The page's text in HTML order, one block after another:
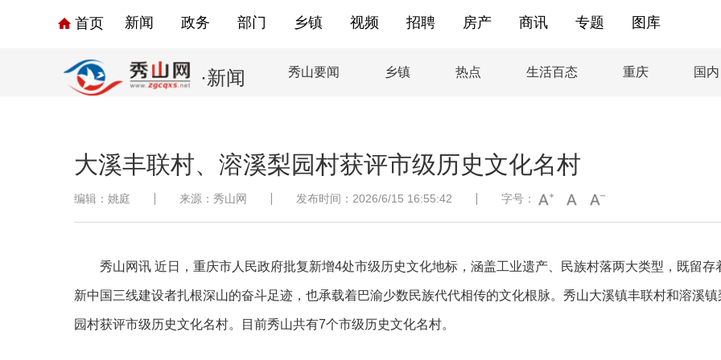
首页 新闻 政务 部门 乡镇 视频 招聘 房产 商讯 专题 图库
·新闻 秀山要闻 乡镇 热点 生活百态 重庆 国内
大溪丰联村、溶溪梨园村获评市级历史文化名村
编辑：姚庭 来源：秀山网 发布时间：2026/6/15 16:55:42 字号：
秀山网讯 近日，重庆市人民政府批复新增4处市级历史文化地标，涵盖工业遗产、民族村落两大类型，既留存
新中国三线建设者扎根深山的奋斗足迹，也承载着巴渝少数民族代代相传的文化根脉。 秀山大溪镇丰联村和溶溪镇
园村获评市级历史文化名村。目前秀山共有7个市级历史文化名村。